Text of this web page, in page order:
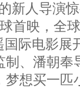
新人导演
首映，全
际电影展
、潘朝奉
想买一匹